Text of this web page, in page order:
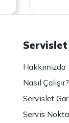
Servislet
Hakkımızda
Nasıl Çalışır?
Servislet
Servis